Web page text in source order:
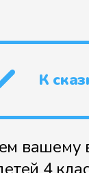
К
вашему